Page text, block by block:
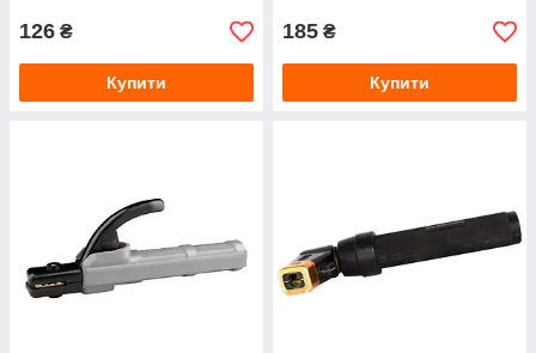
126 ₴
Купити
185 ₴
Купити